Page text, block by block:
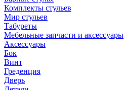
Комплекты стульев
Мир стульев
Табуреты
Мебельные запчасти и аксессуары
Аксессуары
Бок
Винт
Греденция
Дверь